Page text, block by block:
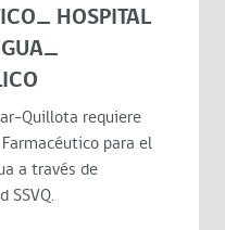
HOSPITAL
Quillota requiere
para el
a través de
SSVQ.